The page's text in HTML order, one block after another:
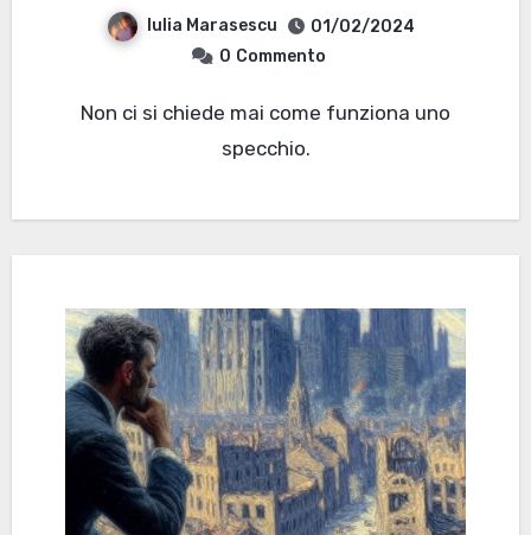
Iulia Marasescu
01/02/2024
0 Commento
Non ci si chiede mai come funziona uno
specchio.